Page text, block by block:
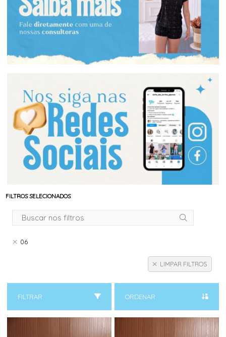
FILTROS SELECIONADOS
06
LIMPAR FILTROS
FILTRAR ORDENAR